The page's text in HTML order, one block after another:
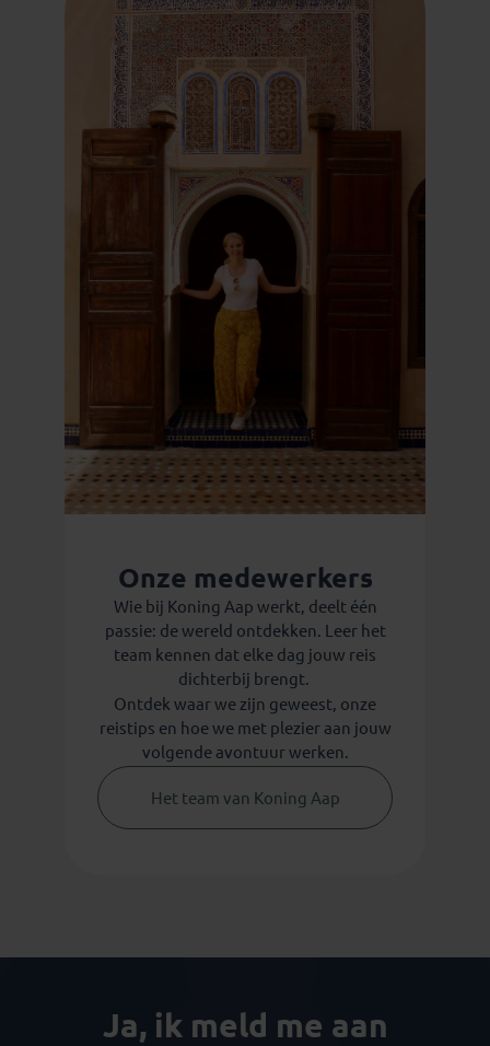
Onze medewerkers
Wie bij Koning Aap werkt, deelt één
passie: de wereld ontdekken. Leer het
team kennen dat elke dag jouw reis
dichterbij brengt.
Ontdek waar we zijn geweest, onze
reistips en hoe we met plezier aan jouw
volgende avontuur werken.
Het team van Koning Aap
Ja, ik meld me aan